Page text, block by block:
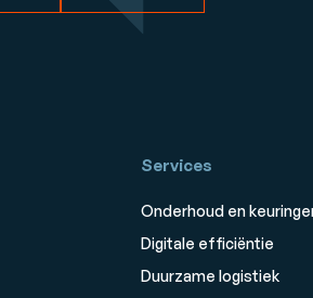
Services
Onderhoud en
Digitale efficiëntie
Duurzame logistiek